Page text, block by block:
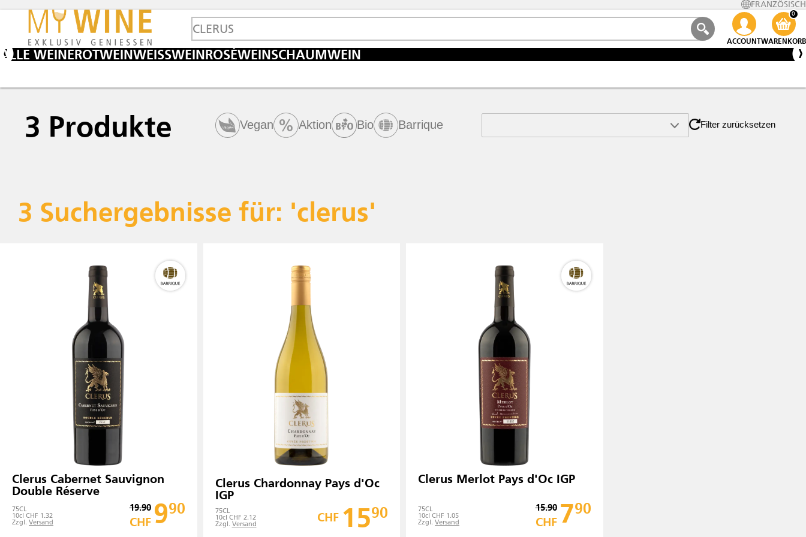
FRANZÖSISCH
ACCOUNT
0
WARENKORB
ALLE WEINEROTWEINWEISSWEINROSÉWEINSCHAUMWEIN
3 Produkte Vegan Aktion Bio Barrique Filter zurücksetzen
3 Suchergebnisse für: 'clerus'
Clerus Cabernet Sauvignon
Double Réserve
75CL
10cl CHF 1.32
Zzgl. Versand
19.90
CHF 990
Clerus Chardonnay Pays d'Oc
IGP
75CL
10cl CHF 2.12
Zzgl. Versand CHF 1590
Clerus Merlot Pays d'Oc IGP
75CL
10cl CHF 1.05
Zzgl. Versand
15.90
CHF 790